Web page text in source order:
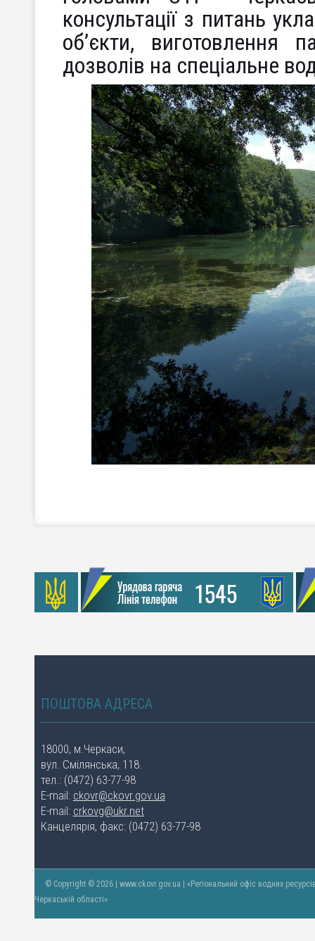
консультації з питань
об’єкти, виготовлення
дозволів на спеціальне
ПОШТОВА АДРЕСА
18000, м.Черкаси,
вул. Смілянська, 118.
тел.: (0472) 63-77-98
E-mail: ckovr@ckovr.gov.ua
E-mail: crkovg@ukr.net
Канцелярія, факс: (0472) 63-77-98
© Copyright © 2026 | www.ckovr.gov.ua | «Регіональний офіс водних
Черкаській області»